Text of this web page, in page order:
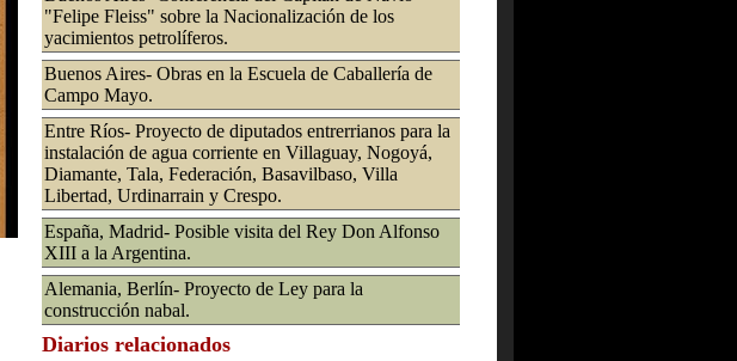
"Felipe Fleiss" sobre la Nacionalización de los
yacimientos petrolíferos.
Buenos Aires- Obras en la Escuela de Caballería de
Campo Mayo.
Entre Ríos- Proyecto de diputados entrerrianos para la
instalación de agua corriente en Villaguay, Nogoyá,
Diamante, Tala, Federación, Basavilbaso, Villa
Libertad, Urdinarrain y Crespo.
España, Madrid- Posible visita del Rey Don Alfonso
XIII a la Argentina.
Alemania, Berlín- Proyecto de Ley para la
construcción nabal.
Diarios relacionados